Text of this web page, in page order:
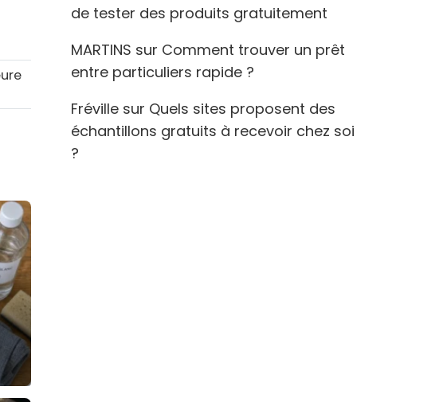
de tester des produits gratuitement
MARTINS sur Comment trouver un prêt
entre particuliers rapide ?
Fréville sur Quels sites proposent des
échantillons gratuits à recevoir chez soi
?